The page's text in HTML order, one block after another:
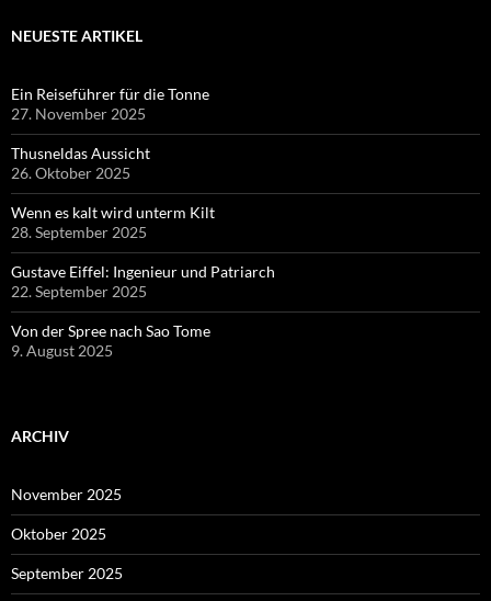
NEUESTE ARTIKEL
Ein Reiseführer für die Tonne
27. November 2025
Thusneldas Aussicht
26. Oktober 2025
Wenn es kalt wird unterm Kilt
28. September 2025
Gustave Eiffel: Ingenieur und Patriarch
22. September 2025
Von der Spree nach Sao Tome
9. August 2025
ARCHIV
November 2025
Oktober 2025
September 2025